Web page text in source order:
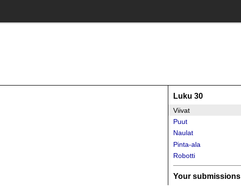
Luku 30
Viivat
Puut
Naulat
Pinta-ala
Robotti
Your submissions